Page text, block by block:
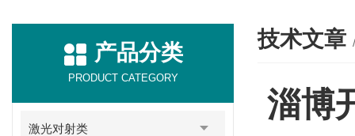
产品分类
PRODUCT CATEGORY
激光对射类
技术文章
淄博